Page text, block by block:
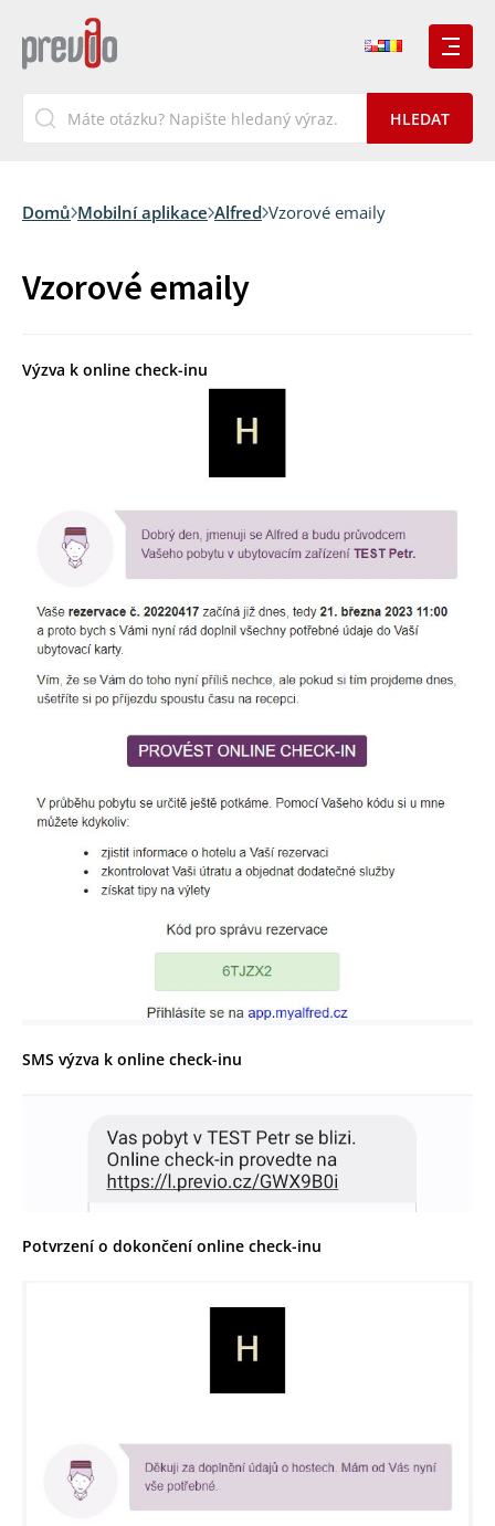
Domů Mobilní aplikace Alfred Vzorové emaily
Vzorové emaily
Výzva k online check-inu
SMS výzva k online check-inu
Potvrzení o dokončení online check-inu